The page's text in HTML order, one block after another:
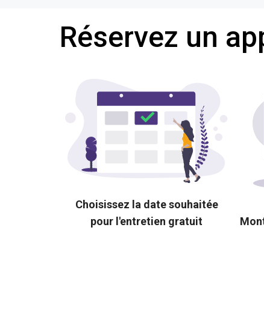
Réservez un
Choisissez la date souhaitée
pour l'entretien gratuit